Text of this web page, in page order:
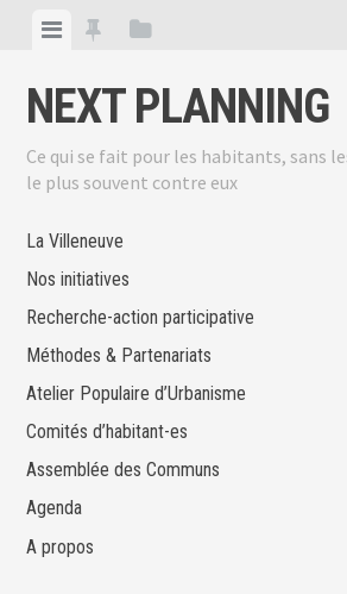
content
ViewView
posts
View
NEXT PLANNING
Ce qui se fait pour les habitants, sans
le plus souvent contre eux
La Villeneuve
Nos initiatives
Recherche-action participative
Méthodes & Partenariats
Atelier Populaire d’Urbanisme
Comités d’habitant-es
Assemblée des Communs
Agenda
A propos